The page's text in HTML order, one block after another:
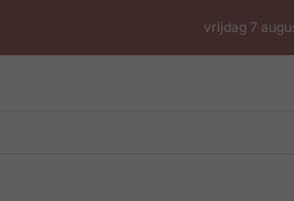
vrijdag 7